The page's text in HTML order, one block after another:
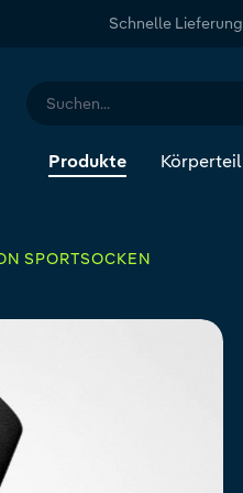
Schnelle Lieferung
Produkte Körperteil
SPORTSOCKEN